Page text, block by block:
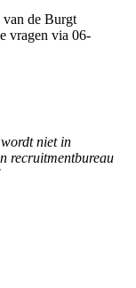
de Burgt
vragen via 06-
niet in
recruitmentbureau